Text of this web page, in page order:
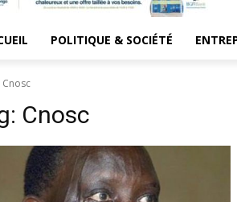
POLITIQUE & SOCIÉTÉ
Cnosc
Cnosc